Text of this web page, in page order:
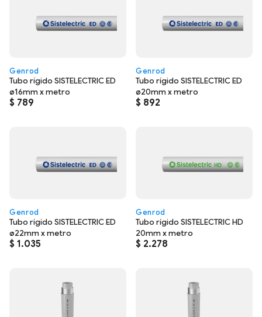
Genrod
Tubo rígido SISTELECTRIC ED
ø16mm x metro
$ 789
Genrod
Tubo rígido SISTELECTRIC ED
ø20mm x metro
$ 892
Genrod
Tubo rígido SISTELECTRIC ED
ø22mm x metro
$ 1.035
Genrod
Tubo rígido SISTELECTRIC HD
20mm x metro
$ 2.278